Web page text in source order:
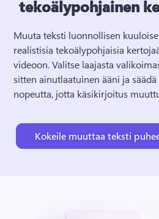
tekoälypohjainen
Muuta teksti luonnollisen
realistisia tekoälypohjaisia
videoon. Valitse laajasta
sitten ainutlaatuinen ääni ja
nopeutta, jotta käsikirjoitus
Kokeile muuttaa teksti